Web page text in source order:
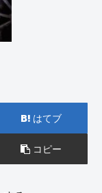
はてブ
コピー